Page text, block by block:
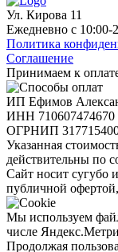
Ул. Кирова 11
Ежедневно с 10:00-
Политика
Соглашение
Принимаем к
ИП Ефимов
ИНН 710607474670
ОГРНИП
Указанная
действительны по
Сайт носит сугубо
публичной
Мы используем
числе
Продолжая